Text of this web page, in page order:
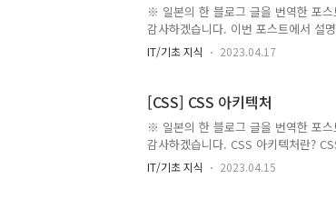
※ 일본의 한 블로그 글을 번역한 포
감사하겠습니다. 이번 포스트에서 설
두 가지이다. 각각의 함수로 출력되
Object같은 JSON을 반환하는 함
튜플이라고 생각하는 것이 좋다. 메뉴
IT/기초 지식 2023.04.17
[CSS] CSS 아키텍처
※ 일본의 한 블로그 글을 번역한 포
감사하겠습니다. CSS 아키텍처란?
할 때나 장기간 유지 보수하는 등에 있
여, 미디어 쿼리나 CSS 애니메이션
IT/기초 지식 2023.04.15